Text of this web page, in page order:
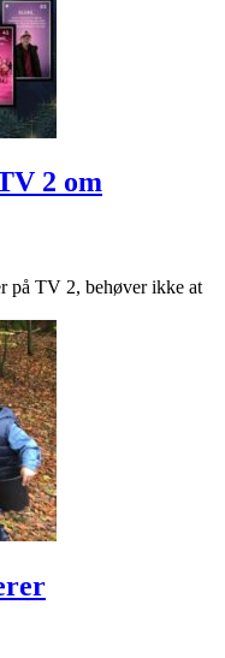
2 om
på TV 2, behøver ikke at